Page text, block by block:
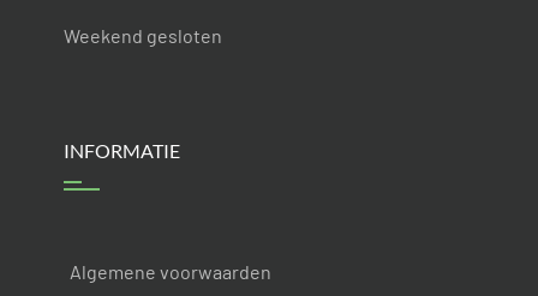
Weekend gesloten
INFORMATIE
Algemene voorwaarden